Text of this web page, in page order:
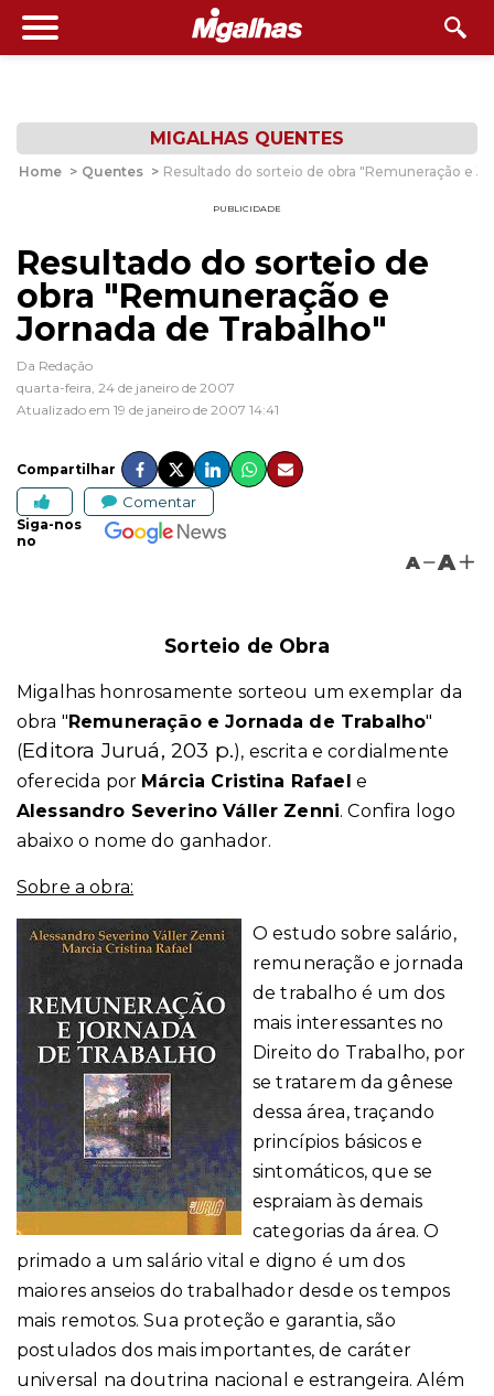
MIGALHAS QUENTES
Home > Quentes > Resultado do sorteio de obra "Remuneração e
PUBLICIDADE
Resultado do sorteio de
obra "Remuneração e
Jornada de Trabalho"
Da Redação
quarta-feira, 24 de janeiro de 2007
Atualizado em 19 de janeiro de 2007 14:41
Compartilhar
Comentar
Siga-nos
no
A A
Sorteio de Obra
Migalhas honrosamente sorteou um exemplar da
obra "Remuneração e Jornada de Trabalho"
(Editora Juruá, 203 p.), escrita e cordialmente
oferecida por Márcia Cristina Rafael e
Alessandro Severino Váller Zenni. Confira logo
abaixo o nome do ganhador.
Sobre a obra:
O estudo sobre salário,
remuneração e jornada
de trabalho é um dos
mais interessantes no
Direito do Trabalho, por
se tratarem da gênese
dessa área, traçando
princípios básicos e
sintomáticos, que se
espraiam às demais
categorias da área. O
primado a um salário vital e digno é um dos
maiores anseios do trabalhador desde os tempos
mais remotos. Sua proteção e garantia, são
postulados dos mais importantes, de caráter
universal na doutrina nacional e estrangeira. Além